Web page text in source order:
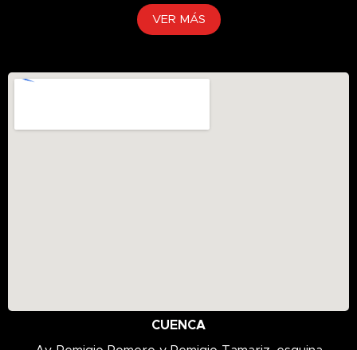
VER MÁS
CUENCA